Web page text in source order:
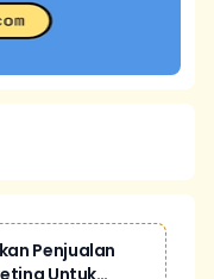
Penjualan
Untuk